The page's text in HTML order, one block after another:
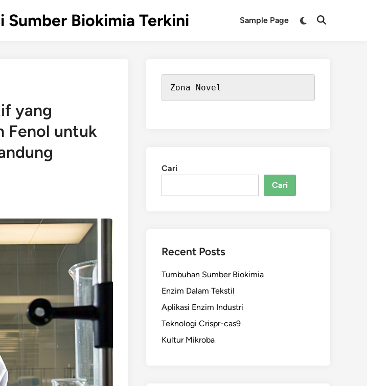
Biokimia Terkini Sample Page
Switch
Open
yang
Fenol untuk
Zona Novel
Cari
Cari
Recent Posts
Tumbuhan Sumber Biokimia
Enzim Dalam Tekstil
Aplikasi Enzim Industri
Teknologi Crispr-cas9
Kultur Mikroba